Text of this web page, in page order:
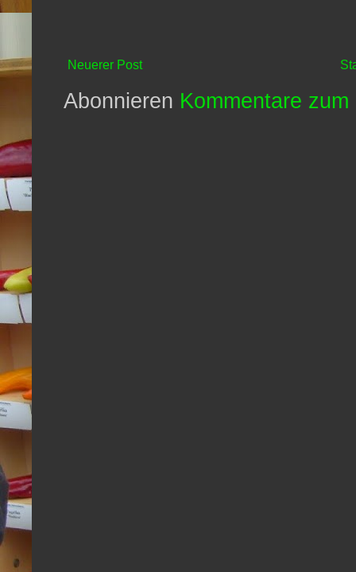
Neuerer Post
Abonnieren Kommentare